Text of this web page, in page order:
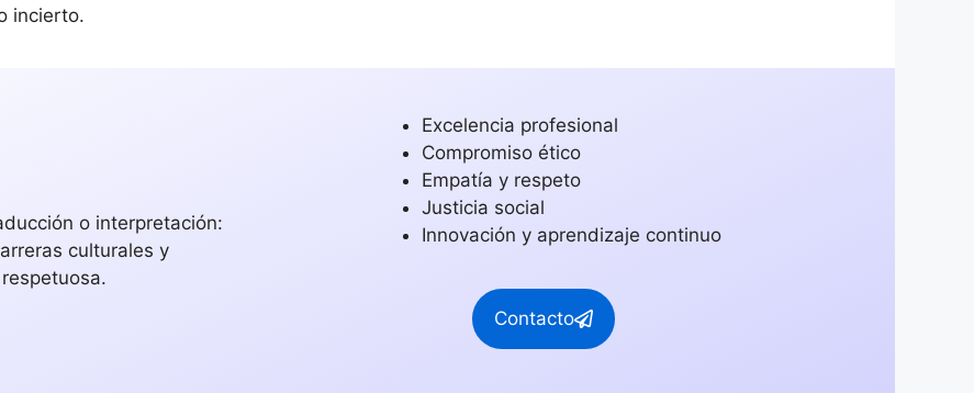
incierto.
o interpretación:
culturales y
Excelencia profesional
Compromiso ético
Empatía y respeto
Justicia social
Innovación y aprendizaje continuo
Contacto